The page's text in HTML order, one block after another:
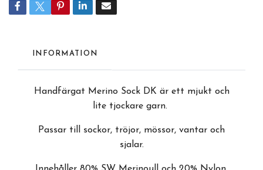
INFORMATION
Handfärgat Merino Sock DK är ett mjukt och
lite tjockare garn.
Passar till sockor, tröjor, mössor, vantar och
sjalar.